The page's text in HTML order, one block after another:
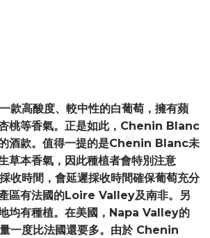
高酸度、較中性的白葡萄，擁有蘋
桃等香氣。正是如此，Chenin Blanc
酒款。值得一提的是Chenin Blanc未
草本香氣，因此種植者會特別注意
時間，會延遲採收時間確保葡萄充分
區有法國的Loire Valley及南非。另
均有種植。在美國，Napa Valley的
一度比法國還要多。由於 Chenin